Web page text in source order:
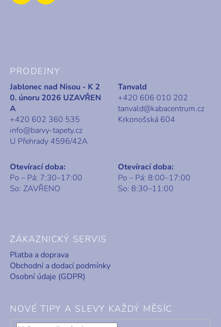
PRODEJNY
Jablonec nad Nisou - K 2
0. únoru 2026 UZAVŘEN
A
+420 602 360 535
info@barvy-tapety.cz
U Přehrady 4596/42A
Tanvald
+420 606 010 202
tanvald@kabacentrum.cz
Krkonošská 604
Otevírací doba:
Po – Pá: 7:30–17:00
So: ZAVŘENO
Otevírací doba:
Po – Pá: 8:00–17:00
So: 8:30–11:00
ZÁKAZNICKÝ SERVIS
Platba a doprava
Obchodní a dodací podmínky
Osobní údaje (GDPR)
NOVÉ TIPY A SLEVY KAŽDÝ MĚSÍC